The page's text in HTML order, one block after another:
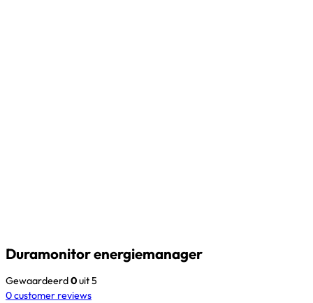
Duramonitor energiemanager
Gewaardeerd0uit 5
0customer reviews